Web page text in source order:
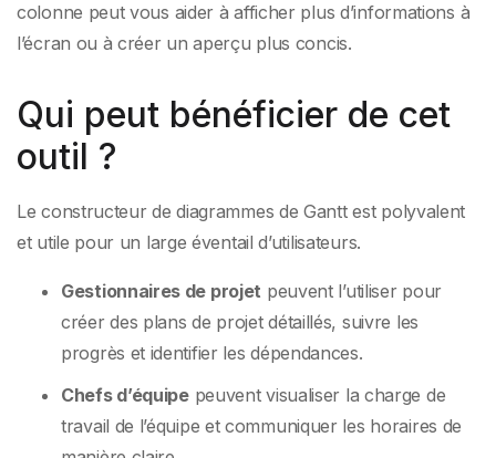
colonne peut vous aider à afficher plus d’informations à
l’écran ou à créer un aperçu plus concis.
Qui peut bénéficier de cet
outil ?
Le constructeur de diagrammes de Gantt est polyvalent
et utile pour un large éventail d’utilisateurs.
Gestionnaires de projet peuvent l’utiliser pour
créer des plans de projet détaillés, suivre les
progrès et identifier les dépendances.
Chefs d’équipepeuvent visualiser la charge de
travail de l’équipe et communiquer les horaires de